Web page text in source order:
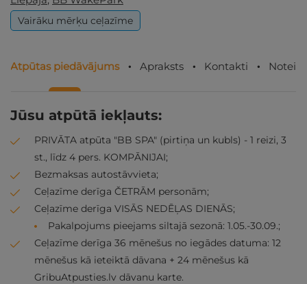
Vairāku mērķu ceļazīme
Atpūtas piedāvājums Apraksts Kontakti
Jūsu atpūtā iekļauts:
PRIVĀTA atpūta "BB SPA" (pirtiņa un kubls) - 1 reizi, 3
st., līdz 4 pers. KOMPĀNIJAI;
Bezmaksas autostāvvieta;
Ceļazīme derīga ČETRĀM personām;
Ceļazīme derīga VISĀS NEDĒĻAS DIENĀS;
Pakalpojums pieejams siltajā sezonā: 1.05.-30.09.;
Ceļazīme derīga 36 mēnešus no iegādes datuma: 12
mēnešus kā ieteiktā dāvana + 24 mēnešus kā
GribuAtpusties.lv dāvanu karte.